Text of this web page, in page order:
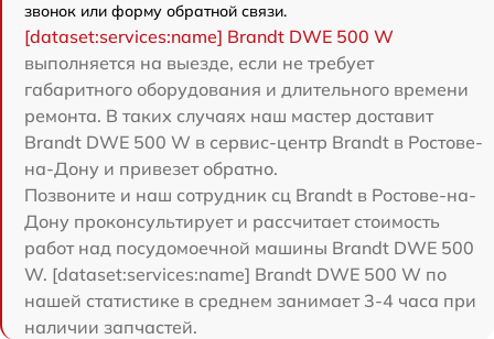
звонок или форму обратной связи.
[dataset:services:name] Brandt DWE 500 W
выполняется на выезде, если не требует
габаритного оборудования и длительного времени
ремонта. В таких случаях наш мастер доставит
Brandt DWE 500 W в сервис-центр Brandt в Ростове-
на-Дону и привезет обратно.
Позвоните и наш сотрудник сц Brandt в Ростове-на-
Дону проконсультирует и рассчитает стоимость
работ над посудомоечной машины Brandt DWE 500
W. [dataset:services:name] Brandt DWE 500 W по
нашей статистике в среднем занимает 3-4 часа при
наличии запчастей.